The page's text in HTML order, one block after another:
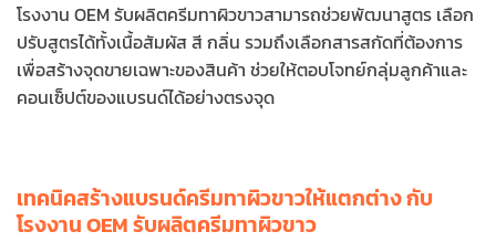
โรงงาน OEM รับผลิตครีมทาผิวขาวสามารถช่วยพัฒนาสูตร เลือก
ปรับสูตรได้ทั้งเนื้อสัมผัส สี กลิ่น รวมถึงเลือกสารสกัดที่ต้องการ
เพื่อสร้างจุดขายเฉพาะของสินค้า ช่วยให้ตอบโจทย์กลุ่มลูกค้าและ
คอนเซ็ปต์ของแบรนด์ได้อย่างตรงจุด
เทคนิคสร้างแบรนด์ครีมทาผิวขาวให้แตกต่าง กับ
โรงงาน OEM รับผลิตครีมทาผิวขาว